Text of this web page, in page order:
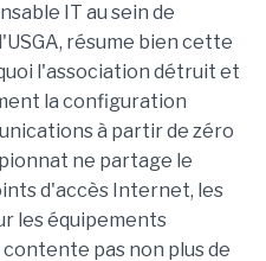
IT au sein de
résume bien cette
l'association détruit et
la configuration
à partir de zéro
ne partage le
d'accès Internet, les
les équipements
pas non plus de